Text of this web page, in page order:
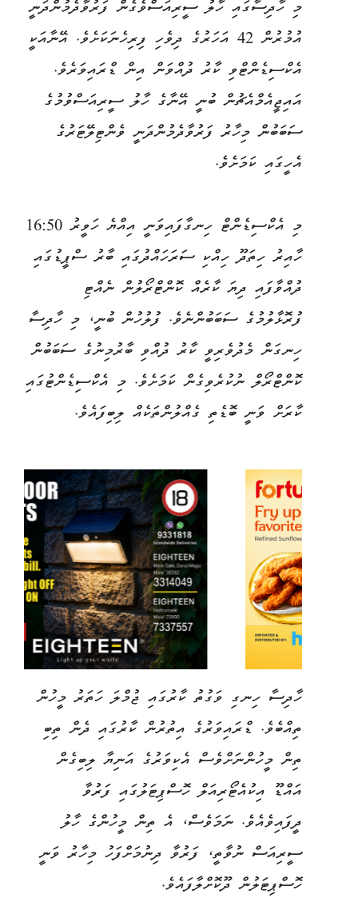
މި ހާދިސާގައި ހާލު ސީރިއަސްވެގެން ފަރުވާދެމުންދަނީ
އުމުރުން 42 އަހަރުގެ ދިވެހި ފިރިހެނަކަށެވެ. އޭނާއަކީ
އެކްސިޑެންޓްވި ކާރު ދުއްވަން އިން ޑްރައިވަރެވެ.
އައިޖީއެމްއެޗުން ބުނީ އޭނާގެ ހާލު ސީރިއަސްވުމުގެ
ސަބަބުން މިހާރު ފަރުވާދެމުންދަނީ ވެންޓިލޭޓަރުގެ
އެހީގައި ކަމަށެވެ.
މި އެކްސިޑެންޓް ހިނގާފައިވަނީ އިއްޔެ ހަވީރު 16:50
ހާއިރު ހިތަދޫ ހިއްކި ސަރަހައްދުގައި ބާރު ސްޕީޑުގައި
ދުއްވާފައި ދިޔަ ކާރެއް ކޮންޓްރޯލުން ނެއްޓި
ފުރޮޅާލުމުގެ ސަބަބުންނެވެ. ފުލުހުން ބުނީ، މި ހާދިސާ
ހިނގަން މެދުވެރިވީ ކާރު ދުއްވި ބާރުމިނުގެ ސަބަބުން
ކޮންޓްރޯލް ނުކުރެވިގެން ކަމަށެވެ. މި އެކްސިޑެންޓުގައި
ކާރަށް ވަނީ ބޮޑެތި ގެއްލުންތަކެއް ލިބިފައެވެ.
ހާދިސާ ހިނގި ވަގުތު ކާރުގައި ޖުމްލަ ހަތަރު މީހުން
ތިއްބެވެ. ޑްރައިވަރުގެ އިތުރުން ކާރުގައި ދެން ތިބި
ތިން މީހުންނަށްވެސް އެކިވަރުގެ އަނިޔާ ލިބިގެން
އައްޑޫ އިކުއެޓޯރިއަލް ހޮސްޕިޓަލުގައި ފަރުވާ
ދީފައިވެއެވެ. ނަމަވެސް، އެ ތިން މީހުންގެ ހާލު
ސީރިއަސް ނުވާތީ، ފަރުވާ ދިނުމަށްފަހު މިހާރު ވަނީ
ހޮސްޕިޓަލުން ދޫކޮށްލާފައެވެ.